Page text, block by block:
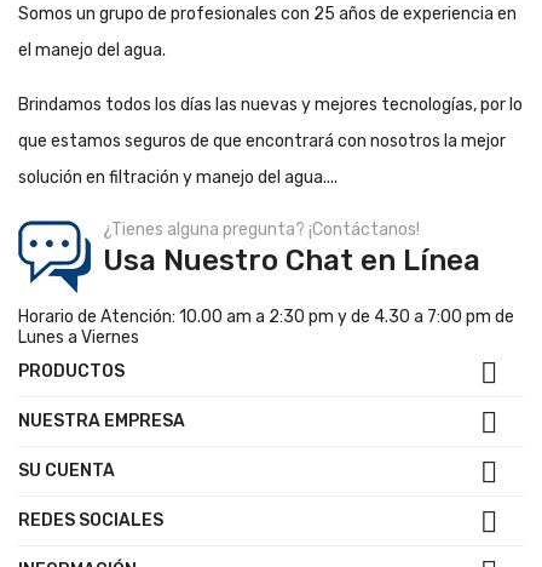
Somos un grupo de profesionales con 25 años de experiencia en
el manejo del agua.
Brindamos todos los días las nuevas y mejores tecnologías, por lo
que estamos seguros de que encontrará con nosotros la mejor
solución en filtración y manejo del agua....
¿Tienes alguna pregunta? ¡Contáctanos!
Usa Nuestro Chat en Línea
Horario de Atención: 10.00 am a 2:30 pm y de 4.30 a 7:00 pm de
Lunes a Viernes
PRODUCTOS

NUESTRA EMPRESA 
SU CUENTA 
REDES SOCIALES 